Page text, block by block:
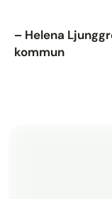
– Helena
kommun